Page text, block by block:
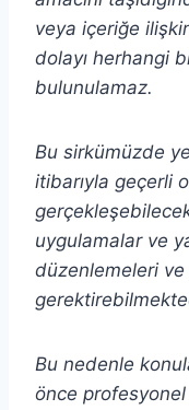
veya içeriğe
dolayı herhangi
bulunulamaz.
Bu sirkümüzde
itibarıyla geçerli
uygulamalar ve
düzenlemeleri
Bu nedenle
önce